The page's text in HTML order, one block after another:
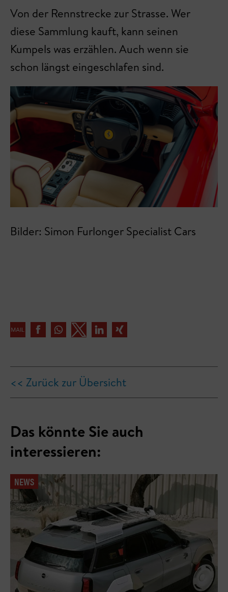
Von der Rennstrecke zur Strasse. Wer
diese Sammlung kauft, kann seinen
Kumpels was erzählen. Auch wenn sie
schon längst eingeschlafen sind.
Bilder: Simon Furlonger Specialist Cars
<< Zurück zur Übersicht
Das könnte Sie auch
interessieren:
NEWS